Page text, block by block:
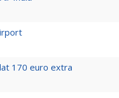
170 euro extra